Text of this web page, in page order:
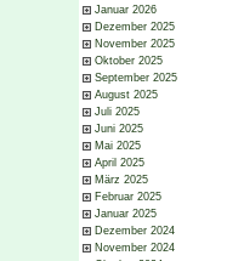
Januar 2026
Dezember 2025
November 2025
Oktober 2025
September 2025
August 2025
Juli 2025
Juni 2025
Mai 2025
April 2025
März 2025
Februar 2025
Januar 2025
Dezember 2024
November 2024